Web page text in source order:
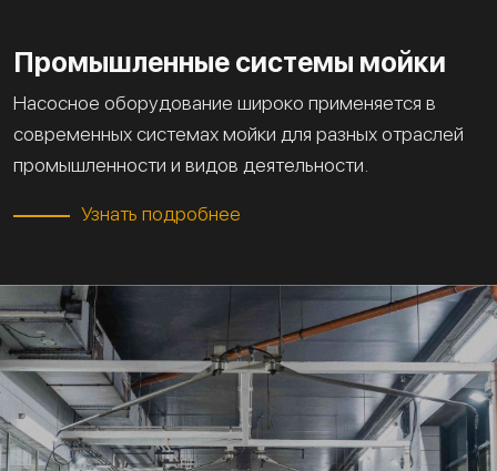
Промышленные системы мойки
Насосное оборудование широко применяется в
современных системах мойки для разных отраслей
промышленности и видов деятельности.
Узнать подробнее